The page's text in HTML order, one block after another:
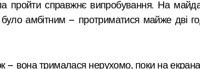
пройти справжнє випробування. На
амбітним — протриматися майже дві
— вона трималася нерухомо, поки на